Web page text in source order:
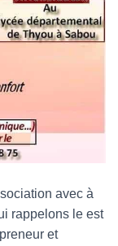
avec à
rappelons le est
et